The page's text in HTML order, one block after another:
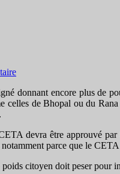
donnant encore plus de
celles de Bhopal ou du
devra être approuvé
parce que le
citoyen doit peser pour